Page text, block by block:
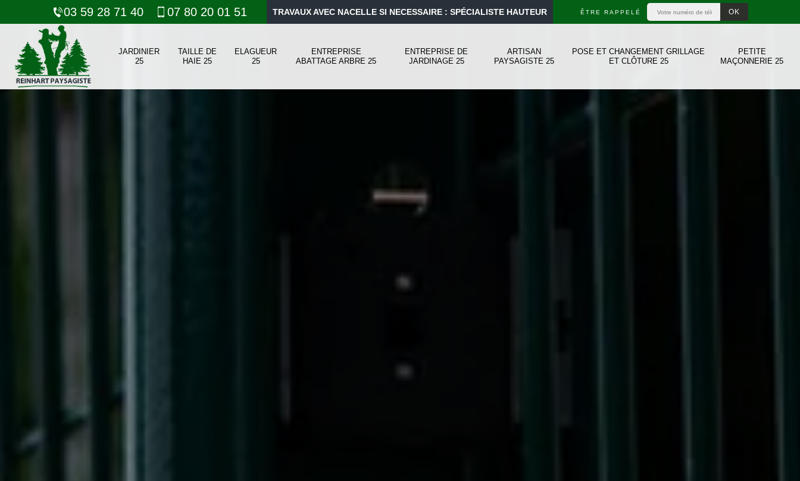
03 59 28 71 40 07 80 20 01 51 TRAVAUX AVEC NACELLE SI NECESSAIRE : SPÉCIALISTE HAUTEUR ÊTRE RAPPELÉ
JARDINIER
25
TAILLE DE
HAIE 25
ELAGUEUR
25
ENTREPRISE
ABATTAGE ARBRE 25
ENTREPRISE DE
JARDINAGE 25
ARTISAN
PAYSAGISTE 25
POSE ET CHANGEMENT GRILLAGE
ET CLÔTURE 25
PETITE
MAÇONNERIE 25